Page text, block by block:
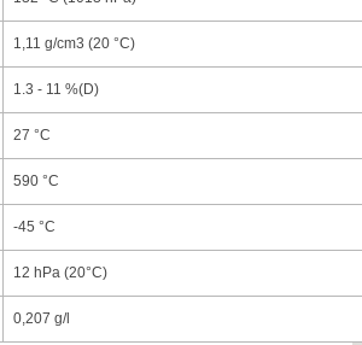
1,11 g/cm3 (20 °C)
1.3 - 11 %(D)
27 °C
590 °C
-45 °C
12 hPa (20°C)
0,207 g/l